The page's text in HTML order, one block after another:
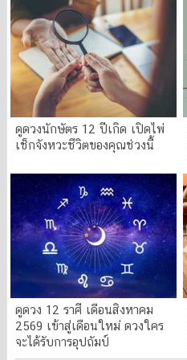
ดูดวงนักษัตร 12 ปีเกิด เปิดไพ่
เช็กจังหวะชีวิตของคุณช่วงนี้
ดูดวง 12 ราศี เดือนสิงหาคม
2569 เข้าสู่เดือนใหม่ ดวงใคร
จะได้รับการอุปถัมป์